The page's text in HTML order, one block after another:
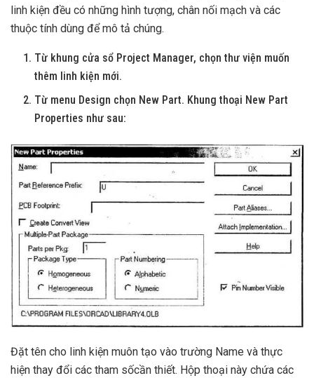
linh kiện đều có những hình tượng, chân nối mạch và các
thuộc tính dùng để mô tả chúng.
Từ khung cửa sổ Project Manager, chọn thư viện muốn
thêm linh kiện mới.
Từ menu Design chọn New Part. Khung thoại New Part
Properties như sau:
Đặt tên cho linh kiện muôn tạo vào trường Name và thực
hiện thay đổi các tham sốcần thiết. Hộp thoại này chứa các